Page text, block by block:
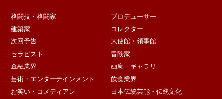
格闘技・格闘家
プロデューサー
建築家
コレクター
次回予告
大使館・領事館
セラピスト
冒険家
金融業界
画廊・ギャラリー
芸術・エンターテインメント
飲食業界
お笑い・コメディアン
日本伝統芸能・伝統文化